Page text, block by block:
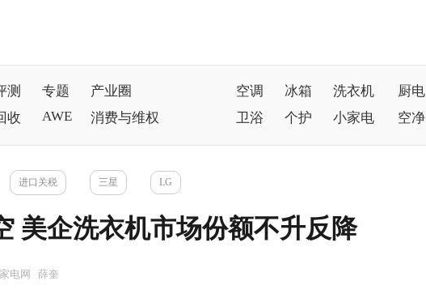
测 专题
产业圈
收 AWE 消费与维权
空调 冰箱 洗衣机 厨电
卫浴
个护 小家电 空净
进口关税 三星 LG
美企洗衣机市场份额不升反降
电网 薛奎